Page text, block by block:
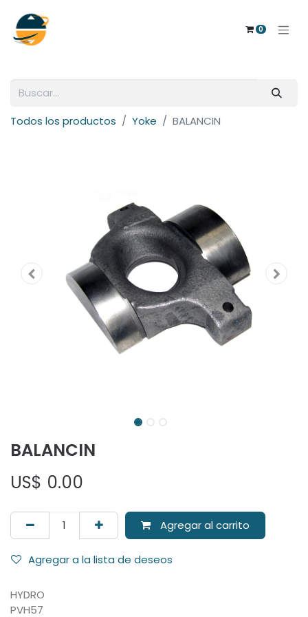
0
Todos los productos Yoke BALANCIN
BALANCIN
US$ 0.00
Agregar al carrito
Agregar a la lista de deseos
HYDRO
PVH57